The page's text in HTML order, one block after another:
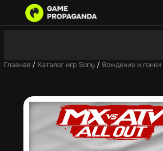
Главная / Каталог игр Sony / Вождение и гонки